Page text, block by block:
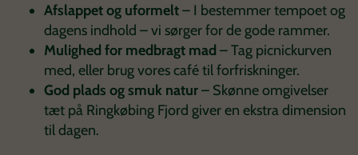
Afslappet og uformelt– I bestemmer tempoet og
dagens indhold – vi sørger for de gode rammer.
Mulighed for medbragt mad – Tag picnickurven
med, eller brug vores café til forfriskninger.
God plads og smuk natur– Skønne omgivelser
tæt på Ringkøbing Fjord giver en ekstra dimension
til dagen.